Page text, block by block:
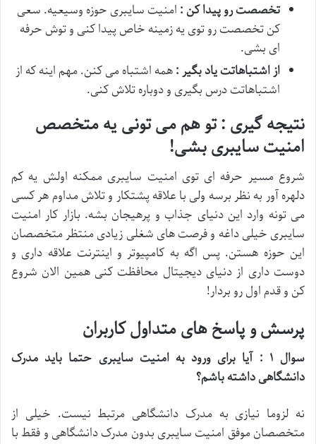
تخصصت رو پیدا کن : امنیت سایبری حوزه وسیعیه. سعی
کن تخصصت رو توی یه زمینه خاص پیدا کنی و توش حرفه
ای بشی.
از اشتباهاتت یاد بگیر :همه اشتباه می کنن. مهم اینه که از
اشتباهاتت درس بگیری و دوباره تلاش کنی.
نتیجه گیری : تو هم می تونی یه متخصص
امنیت سایبری بشی!
شروع مسیر حرفه ای توی امنیت سایبری ممکنه اولش یه کم
دلهره آور به نظر برسه ولی با علاقه پشتکار و تلاش مداوم هر کسی
می تونه وارد این دنیای جذاب و پرهیجان بشه. بازار کار امنیت
سایبری خیلی داغه و فرصت های شغلی زیادی منتظر متخصصان
این حوزه هستن. پس اگه به کامپیوتر و اینترنت علاقه داری و
دوست داری از دنیای دیجیتال محافظت کنی همین الان شروع
کن و قدم اول رو بردار!
پرسش و پاسخ های متداول کاربران
سوال ۱ : آیا برای ورود به امنیت سایبری حتما باید مدرک
دانشگاهی داشته باشم؟
نه لزوما نیازی به مدرک دانشگاهی مرتبط نیست. خیلی از
متخصصان موفق امنیت سایبری بدون مدرک دانشگاهی و فقط با